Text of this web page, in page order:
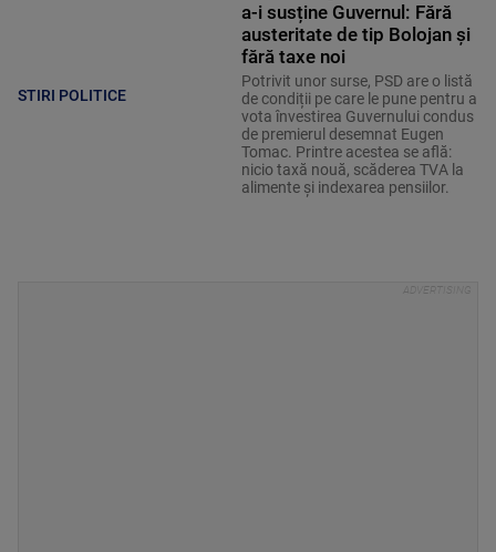
STIRI POLITICE
a-i susține Guvernul: Fără
austeritate de tip Bolojan și
fără taxe noi
Potrivit unor surse, PSD are o listă
de condiții pe care le pune pentru a
vota învestirea Guvernului condus
de premierul desemnat Eugen
Tomac. Printre acestea se află:
nicio taxă nouă, scăderea TVA la
alimente și indexarea pensiilor.